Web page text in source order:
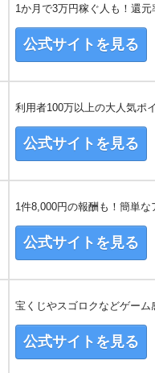
1か月で3万円稼ぐ人も！還
公式サイトを見る
利用者100万以上の大人気ポ
公式サイトを見る
1件8,000円の報酬も！簡単
公式サイトを見る
宝くじやスゴロクなどゲー
公式サイトを見る